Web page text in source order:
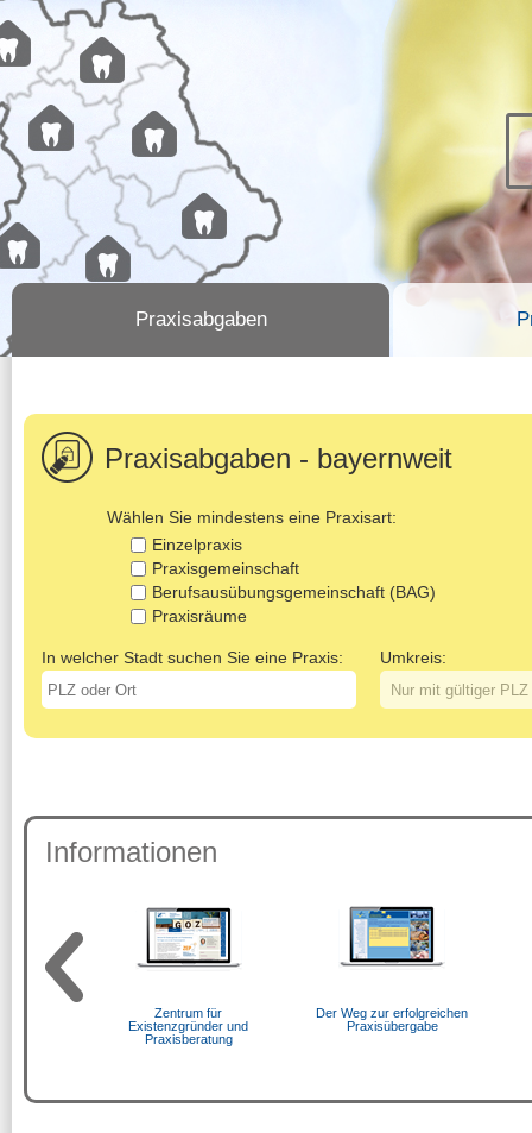
Praxisabgaben
Praxisabgaben - bayernweit
Wählen Sie mindestens eine Praxisart:
Einzelpraxis
Praxisgemeinschaft
Berufsausübungsgemeinschaft (BAG)
Praxisräume
In welcher Stadt suchen Sie eine Praxis: Umkreis:
Informationen
Zentrum für
Existenzgründer und
Praxisberatung
Der Weg zur erfolgreichen
Praxisübergabe